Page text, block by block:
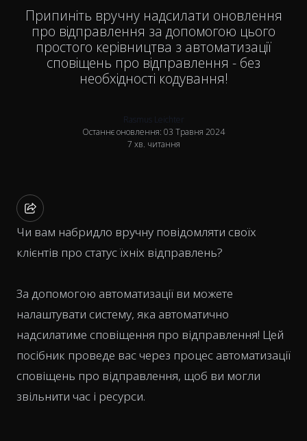
Припиніть вручну надсилати оновлення
про відправлення за допомогою цього
простого керівництва з автоматизації
сповіщень про відправлення - без
необхідності кодування!
Rasmus Leichter
Останнє оновлення: 03 Травня 2024
7 хв. читання
Чи вам набридло вручну повідомляти своїх
клієнтів про статус їхніх відправлень?
За допомогою автоматизації ви можете
налаштувати систему, яка автоматично
надсилатиме сповіщення про відправлення! Цей
посібник проведе вас через процес автоматизації
сповіщень про відправлення, щоб ви могли
звільнити час і ресурси.